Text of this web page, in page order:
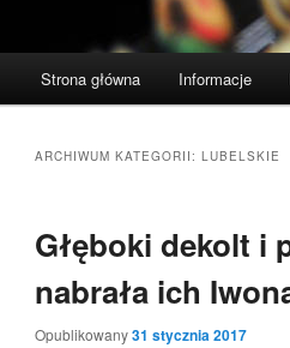
Strona główna Informacje
ARCHIWUM KATEGORII: LUBELSKIE
Głęboki dekolt i
nabrała ich
Opublikowany31 stycznia 2017